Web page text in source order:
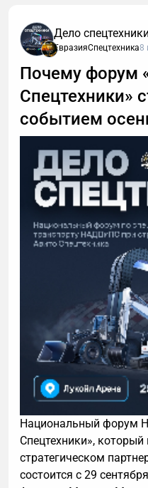
Дело спецтехники
ЕвразияСпецтехника8
Почему форум
Спецтехники»
событием
Национальный форум
Спецтехники», который
стратегическом
состоится с 29